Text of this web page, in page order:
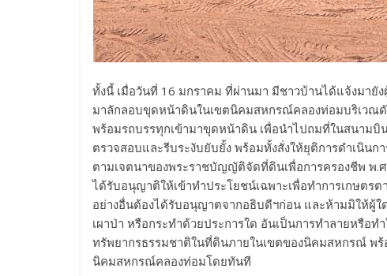
ทั้งนี้ เมื่อวันที่ 16 มกราคม ที่ผ่านมา มีชาวบ้านได้แจ้งมา
มาลักลอบขุดหน้าดินในเขตนิคมสหกรณ์คลองท่อมบริเวณ
พร้อมรถบรรทุกเข้ามาขุดหน้าดิน เพื่อนำไปถมที่ในสนาม
ตรวจสอบและรีบระงับยับยั้ง พร้อมทั้งสั่งให้ยุติการดำเนินก
ตามเจตนาของพระราชบัญญัติจัดที่ดินเพื่อการครองชีพ พ
ได้รับอนุญาติให้เข้าทำประโยชน์เฉพาะเพื่อทำการเกษต
อย่างอื่นต้องได้รับอนุญาตจากอธิบดีฯก่อน และห้ามมิให้ผู้ใ
เผาป่า หรือกระทำด้วยประการใด อันเป็นการทำลายหรือ
ทรัพยากรธรรมชาติในที่ดินภายในเขตของนิคมสหกรณ์ พ
นิคมสหกรณ์คลองท่อมโดยทันที